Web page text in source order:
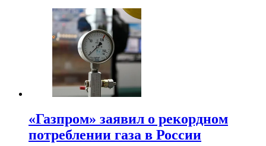
«Газпром» заявил о рекордном
потреблении газа в России